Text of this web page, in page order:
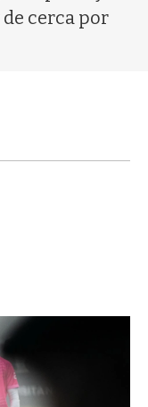
cerca por